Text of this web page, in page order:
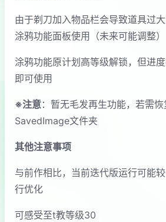
由于剃刀加入物品栏会导致道具过
涂鸦功能面板使用（未来可能调整）
涂鸦功能原计划高等级解锁，但进
即可使用
※注意：暂无毛发再生功能，若需
SavedImage文件夹
其他注意事项
与前作相比，当前迭代版运行可能
行优化
可感受至t教等级30